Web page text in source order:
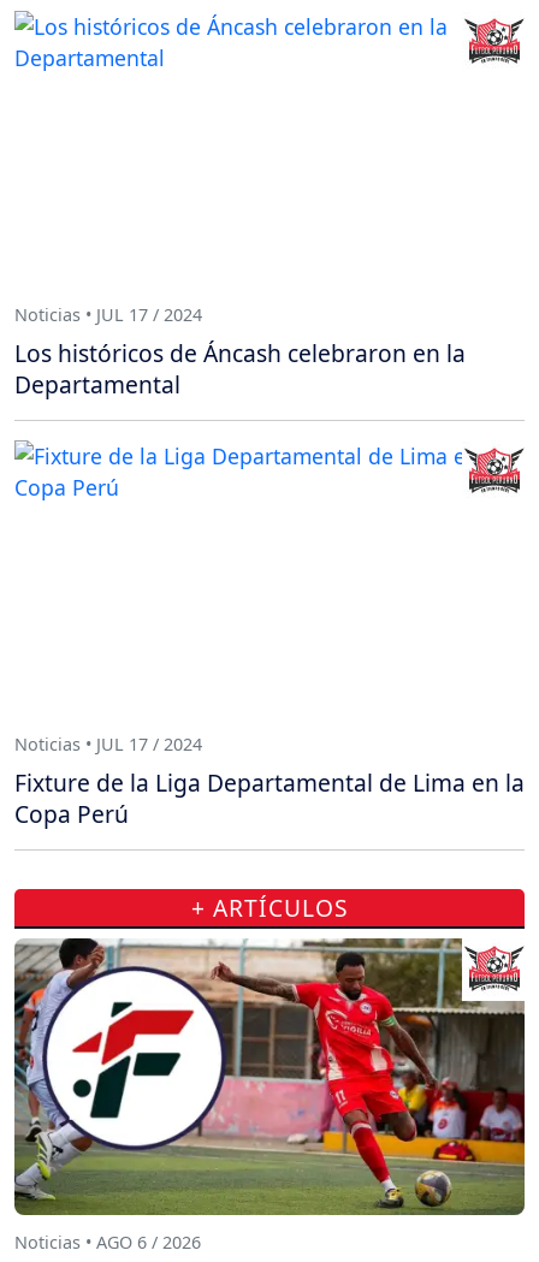
Noticias • JUL 17 / 2024
Los históricos de Áncash celebraron en la
Departamental
Noticias • JUL 17 / 2024
Fixture de la Liga Departamental de Lima en la
Copa Perú
+ ARTÍCULOS
Noticias • AGO 6 / 2026